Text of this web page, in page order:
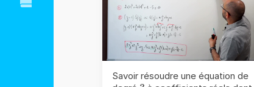
Savoir résoudre une équation de